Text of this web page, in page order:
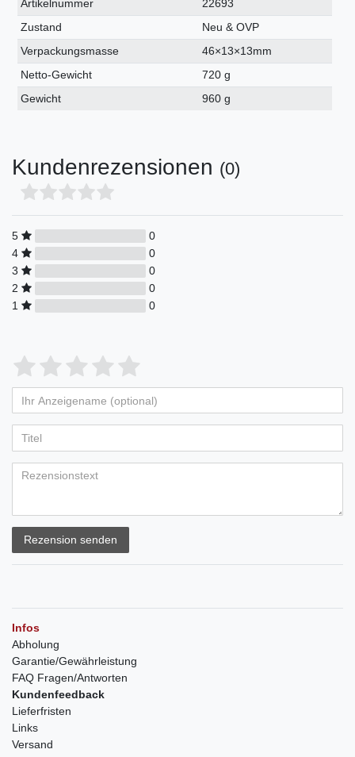
Merkmal
Artikelnummer
22693
Zustand
Neu & OVP
Verpackungsmasse
46×13×13mm
Netto-Gewicht
720 g
Gewicht
960 g
Kundenrezensionen (0)
5
0
4
0
3
0
2
0
1
0
Rezension senden
Infos
Abholung
Garantie/Gewährleistung
FAQ Fragen/Antworten
Kundenfeedback
Lieferfristen
Links
Versand